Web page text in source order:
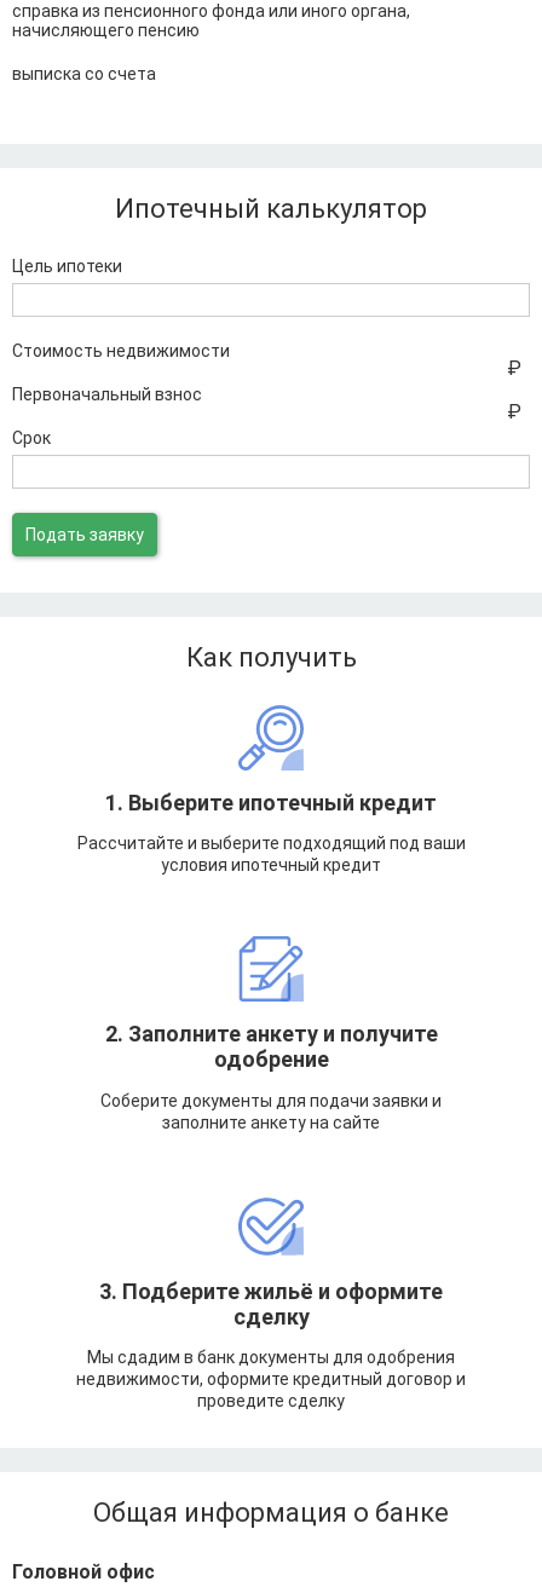
справка из пенсионного фонда или иного органа,
начисляющего пенсию
выписка со счета
Ипотечный калькулятор
Цель ипотеки
Стоимость недвижимости
Первоначальный взнос
Срок
Подать заявку
Как получить
1. Выберите ипотечный кредит
Рассчитайте и выберите подходящий под ваши
условия ипотечный кредит
2. Заполните анкету и получите
одобрение
Соберите документы для подачи заявки и
заполните анкету на сайте
3. Подберите жильё и оформите
сделку
Мы сдадим в банк документы для одобрения
недвижимости, оформите кредитный договор и
проведите сделку
Общая информация о банке
Головной офис